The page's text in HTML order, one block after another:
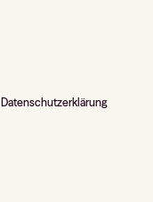
Datenschutzerklärung